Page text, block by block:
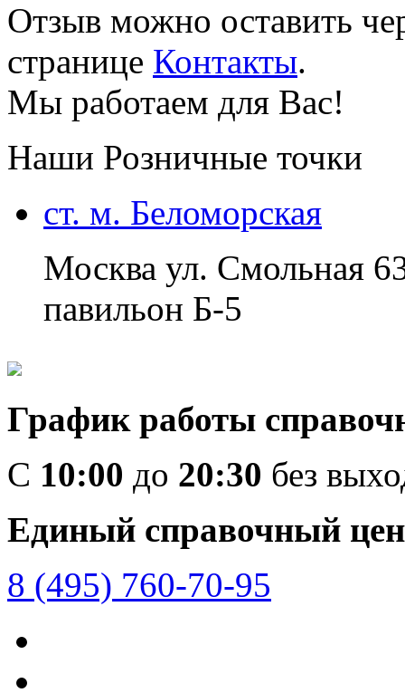
Отзыв можно оставить
странице Контакты.
Мы работаем для Вас!
Наши Розничные точки
ст. м. Беломорская
Москва ул. Смольная
павильон Б-5
График работы
C 10:00 до 20:30 без
Единый справочный
8 (495) 760-70-95